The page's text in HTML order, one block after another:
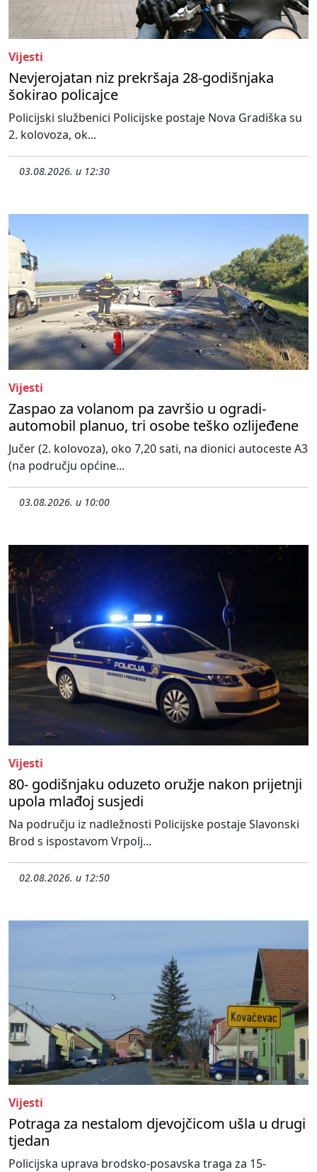
Vijesti
Nevjerojatan niz prekršaja 28-godišnjaka
šokirao policajce
Policijski službenici Policijske postaje Nova Gradiška su
2. kolovoza, ok...
03.08.2026. u 12:30
Vijesti
Zaspao za volanom pa završio u ogradi-
automobil planuo, tri osobe teško ozlijeđene
Jučer (2. kolovoza), oko 7,20 sati, na dionici autoceste A3
(na području općine...
03.08.2026. u 10:00
Vijesti
80- godišnjaku oduzeto oružje nakon prijetnji
upola mlađoj susjedi
Na području iz nadležnosti Policijske postaje Slavonski
Brod s ispostavom Vrpolj...
02.08.2026. u 12:50
Vijesti
Potraga za nestalom djevojčicom ušla u drugi
tjedan
Policijska uprava brodsko-posavska traga za 15-